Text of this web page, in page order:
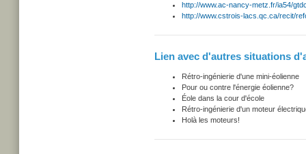
http://www.ac-nancy-metz.fr/ia54/
http://www.cstrois-lacs.qc.ca/recit/
Lien avec d'autres situations
Rétro-ingénierie d'une mini-éolienne
Pour ou contre l'énergie éolienne?
Éole dans la cour d'école
Rétro-ingénierie d'un moteur
Holà les moteurs!